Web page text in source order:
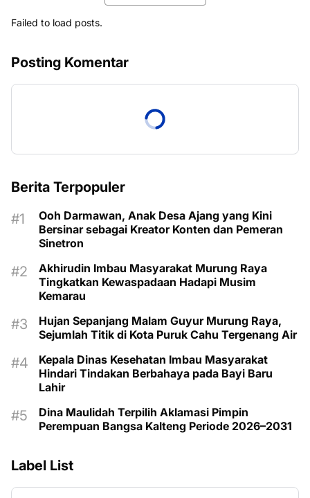
Failed to load posts.
Posting Komentar
Berita Terpopuler
Ooh Darmawan, Anak Desa Ajang yang Kini
Bersinar sebagai Kreator Konten dan Pemeran
Sinetron
Akhirudin Imbau Masyarakat Murung Raya
Tingkatkan Kewaspadaan Hadapi Musim
Kemarau
Hujan Sepanjang Malam Guyur Murung Raya,
Sejumlah Titik di Kota Puruk Cahu Tergenang Air
Kepala Dinas Kesehatan Imbau Masyarakat
Hindari Tindakan Berbahaya pada Bayi Baru
Lahir
Dina Maulidah Terpilih Aklamasi Pimpin
Perempuan Bangsa Kalteng Periode 2026–2031
Label List